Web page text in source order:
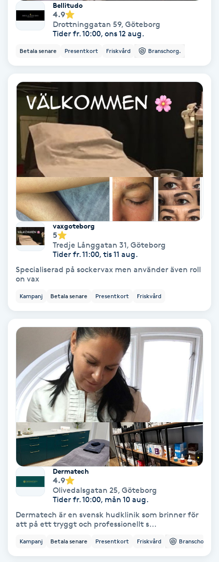
Torrborstning
Träning
Tvätt & Fön
Vaccination
Vampyrbehandling
Vaxning
Vaxning brasiliansk
Veterinär
Vibrationsmassage
Vinyasa Yoga
Volymfransar
Vårtor
Yin Yoga
Yoga Nidra
Yogamassage
Zonterapi
Bellitudo
4.9
Drottninggatan 59, Göteborg
Tider fr. 10:00, ons 12 aug.
Betala senare Presentkort Friskvård Branschorg.
vaxgoteborg
5
Tredje Långgatan 31, Göteborg
Tider fr. 11:00, tis 11 aug.
Specialiserad på sockervax men använder även roll
on vax
Kampanj Betala senare Presentkort Friskvård
Dermatech
4.9
Olivedalsgatan 25, Göteborg
Tider fr. 10:00, mån 10 aug.
Dermatech är en svensk hudklinik som brinner för
att på ett tryggt och professionellt s...
Kampanj Betala senare Presentkort Friskvård Branschorg.